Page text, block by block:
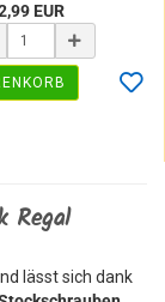
EUR
Regal
lässt sich dank